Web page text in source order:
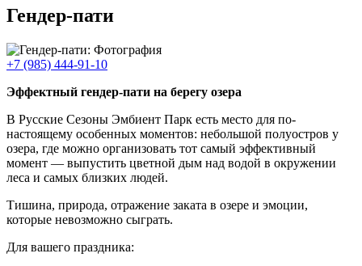
Гендер-пати
+7 (985) 444-91-10
Эффектный гендер-пати на берегу озера
В Русские Сезоны Эмбиент Парк есть место для по-
настоящему особенных моментов: небольшой полуостров у
озера, где можно организовать тот самый эффективный
момент — выпустить цветной дым над водой в окружении
леса и самых близких людей.
Тишина, природа, отражение заката в озере и эмоции,
которые невозможно сыграть.
Для вашего праздника: